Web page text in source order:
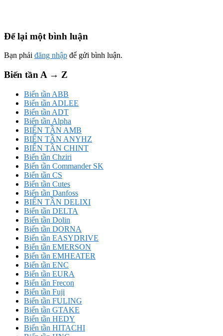
Để lại một bình luận
Bạn phải đăng nhập để gửi bình luận.
Biến tần A → Z
Biến tần ABB
Biến tần ADLEE
Biến tần ADT
Biến tần Alpha
BIẾN TẦN AMB
BIẾN TẦN ANYHZ
BIẾN TẦN CHINT
Biến tần Chziri
Biến tần Commander SK
Biến tần CS
Biến tần Cutes
Biến tần Danfoss
BIẾN TẦN DELIXI
Biến tần DELTA
Biến tần Dolin
Biến tần DORNA
Biến tần EASYDRIVE
Biến tần EMERSON
Biến tần EMHEATER
Biến tần ENC
Biến tần EURA
Biến tần Frecon
Biến tần Fuji
Biến tần FULING
Biến tần GTAKE
Biến tần HEDY
Biến tần HITACHI